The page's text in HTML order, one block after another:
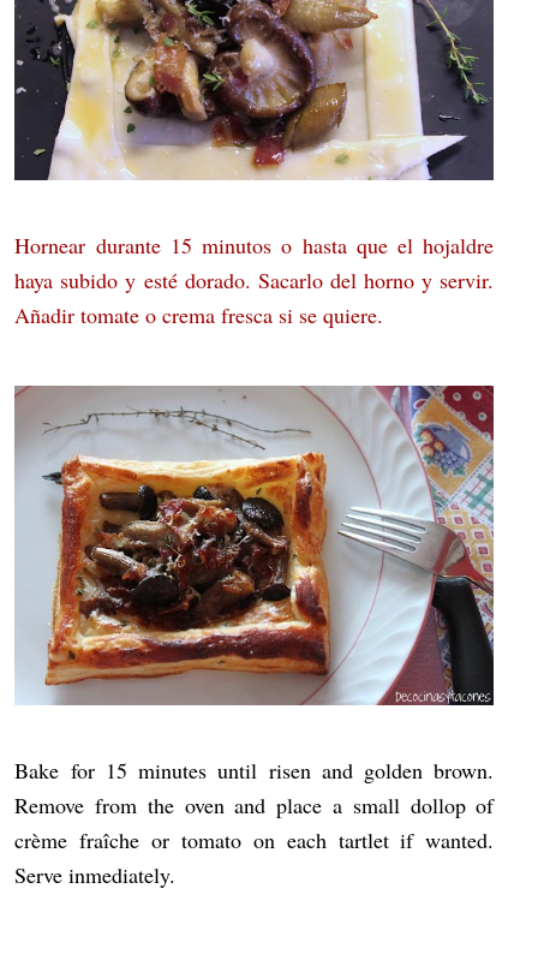
Hornear durante 15 minutos o hasta que el hojaldre
haya subido y esté dorado. Sacarlo del horno y servir.
Añadir tomate o crema fresca si se quiere.
Bake for 15 minutes until risen and golden brown.
Remove from the oven and place a small dollop of
crème fraîche or tomato on each tartlet if wanted.
Serve inmediately.